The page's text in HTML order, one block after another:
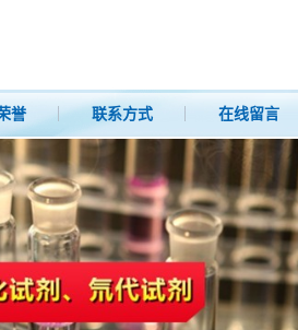
誉 联系方式 在线留言